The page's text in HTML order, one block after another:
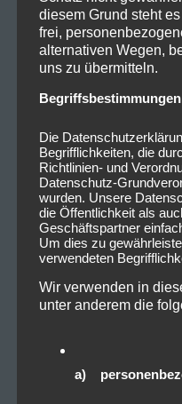
diesem Grund steht
frei,
alternativen Wegen,
uns zu übermitteln.
Begriffsbestimmungen
Die
Begrifflichkeiten, die
Richtlinien- und
Datenschutz-
wurden. Unsere
die Öffentlichkeit als
Geschäftspartner
Um dies zu
verwendeten
Wir verwenden in
unter anderem die
a)